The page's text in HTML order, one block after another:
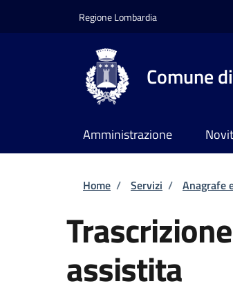
Regione Lombardia
Comune
Amministrazione
Briciole di
Home / Servizi / Anagrafe
assistita